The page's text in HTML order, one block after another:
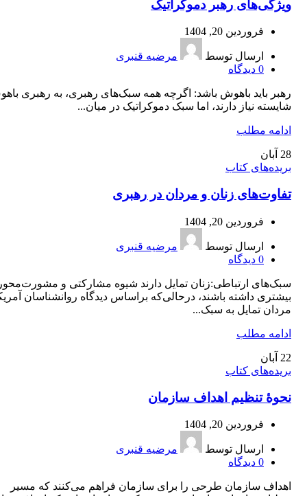
ویژگی‌های رهبر دموکراتیک
فروردین 20, 1404
ارسال توسط
مرضیه قنبری
0 دیدگاه
رهبر باید باهوش باشد: اگرچه همه سبک‌های رهبری، به رهبری
شایسته نیاز دارند، اما سبک دموکراتیک در میان...
ادامه مطلب
28 آبان
بریده‌های کتاب
تفاوت‌های زنان و مردان در رهبری
فروردین 20, 1404
ارسال توسط
مرضیه قنبری
0 دیدگاه
سبک‌های ارتباطی:زنان تمایل دارند شیوه مشارکتی و
بیشتری داشته باشند، درحالی‌که براساس دیدگاه روانشناسان
مردان تمایل به سبک...
ادامه مطلب
22 آبان
بریده‌های کتاب
نحوۀ تنظیم اهداف سازمان
فروردین 20, 1404
ارسال توسط
مرضیه قنبری
0 دیدگاه
اهداف سازمان طرحی را برای سازمان فراهم می‌کنند که مسیر